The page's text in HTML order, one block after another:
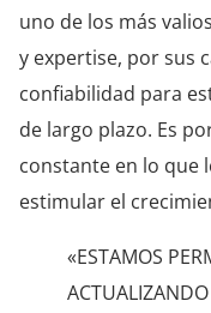
uno de los más
y expertise, por sus
confiabilidad para
de largo plazo. Es
constante en lo que
estimular el
«ESTAMOS